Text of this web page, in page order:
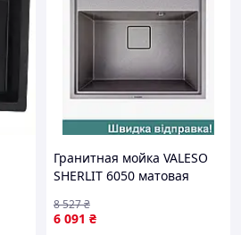
Гранитная мойка VALESO
SHERLIT 6050 матовая
6 091 ₴
8 527₴